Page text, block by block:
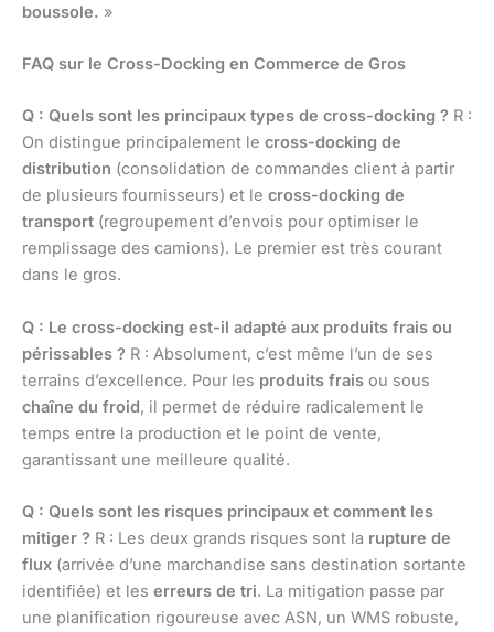
boussole. »
FAQ sur le Cross-Docking en Commerce de Gros
Q : Quels sont les principaux types de cross-docking ? R :
On distingue principalement le cross-docking de
distribution (consolidation de commandes client à partir
de plusieurs fournisseurs) et le cross-docking de
transport (regroupement d’envois pour optimiser le
remplissage des camions). Le premier est très courant
dans le gros.
Q : Le cross-docking est-il adapté aux produits frais ou
périssables ? R : Absolument, c’est même l’un de ses
terrains d’excellence. Pour les produits frais ou sous
chaîne du froid, il permet de réduire radicalement le
temps entre la production et le point de vente,
garantissant une meilleure qualité.
Q : Quels sont les risques principaux et comment les
mitiger ? R : Les deux grands risques sont la rupture de
flux (arrivée d’une marchandise sans destination sortante
identifiée) et les erreurs de tri. La mitigation passe par
une planification rigoureuse avec ASN, un WMS robuste,